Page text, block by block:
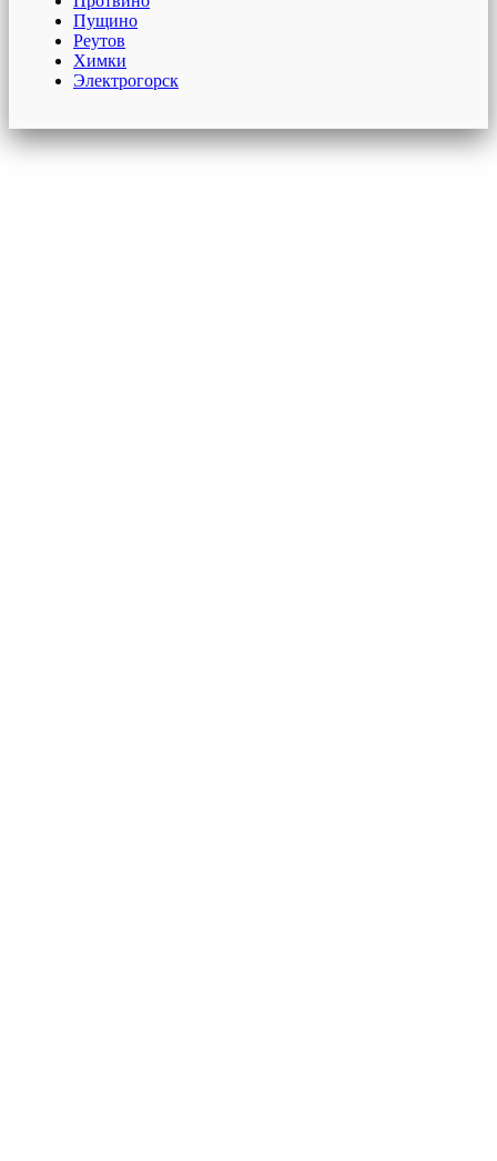
Пущино
Реутов
Химки
Электрогорск